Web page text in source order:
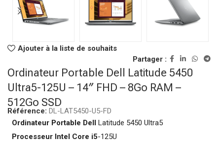
Ajouter à la liste de souhaits
Partager :
Ordinateur Portable Dell Latitude 5450
Ultra5-125U – 14″ FHD – 8Go RAM –
512Go SSD
Référence: DL-LAT5450-U5-FD
Ordinateur Portable Dell Latitude 5450 Ultra5
Processeur Intel Core i5-125U